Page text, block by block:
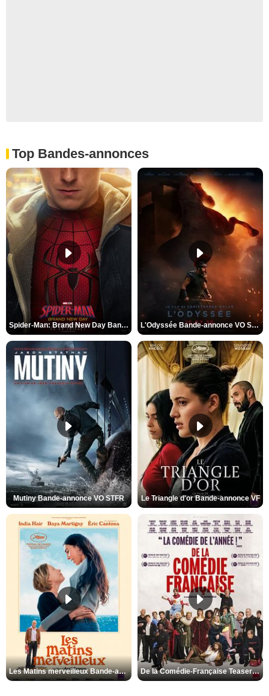
Top Bandes-annonces
Spider-Man: Brand New Day Bande-annonce VO STFR L'Odyssée Bande-annonce VO STFR
Mutiny Bande-annonce VO STFR Le Triangle d'or Bande-annonce VF
Les Matins merveilleux Bande-annonce VF De la Comédie-Française Teaser VF